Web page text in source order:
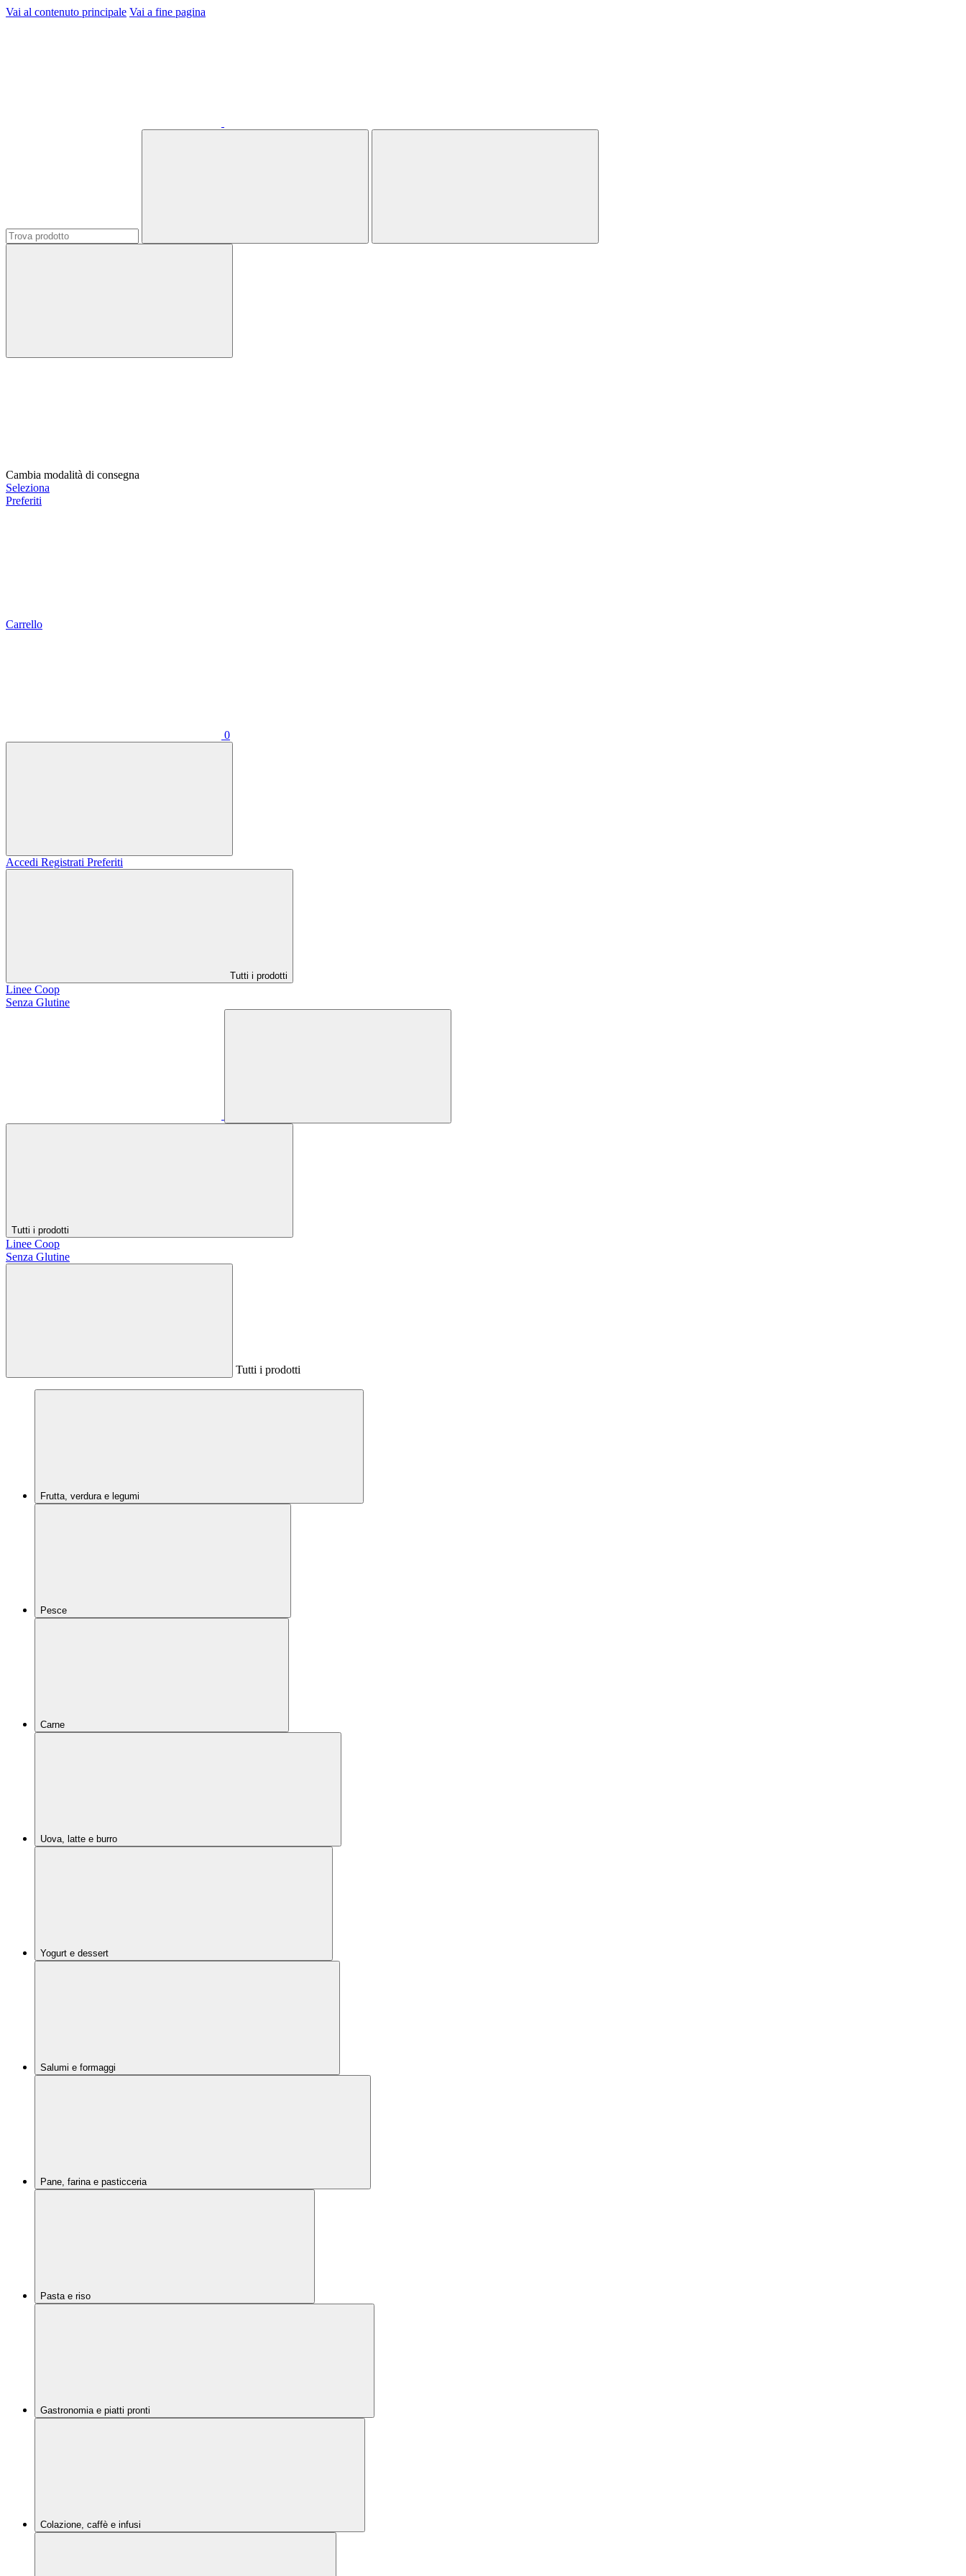
Vai al contenuto principale Vai a fine pagina
Cambia modalità di consegna
Seleziona
Preferiti
Carrello
0
Accedi Registrati Preferiti
Tutti i prodotti
Linee Coop
Senza Glutine
Tutti i prodotti
Linee Coop
Senza Glutine
Tutti i prodotti
Frutta, verdura e legumi
Pesce
Carne
Uova, latte e burro
Yogurt e dessert
Salumi e formaggi
Pane, farina e pasticceria
Pasta e riso
Gastronomia e piatti pronti
Colazione, caffè e infusi